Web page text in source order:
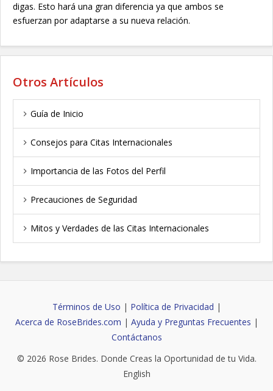
digas. Esto hará una gran diferencia ya que ambos se
esfuerzan por adaptarse a su nueva relación.
Otros Artículos
Guía de Inicio
Consejos para Citas Internacionales
Importancia de las Fotos del Perfil
Precauciones de Seguridad
Mitos y Verdades de las Citas Internacionales
Términos de Uso | Política de Privacidad |
Acerca de RoseBrides.com | Ayuda y Preguntas Frecuentes |
Contáctanos
© 2026 Rose Brides. Donde Creas la Oportunidad de tu Vida.
English